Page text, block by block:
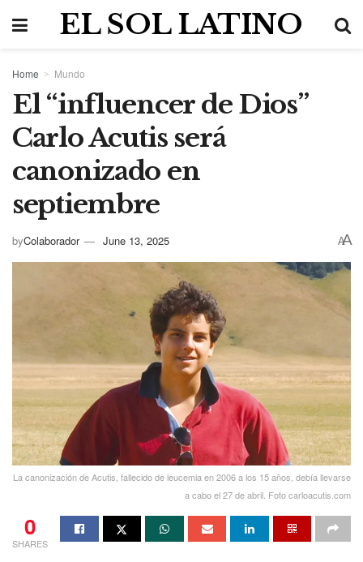
EL SOL LATINO
Home Mundo
El “influencer de Dios”
Carlo Acutis será
canonizado en
septiembre
byColaborador June 13, 2025 AA
La canonización de Acutis, fallecido de leucemia en 2006 a los 15 años, debía llevarse
a cabo el 27 de abril. Foto carloacutis.com
0
SHARES